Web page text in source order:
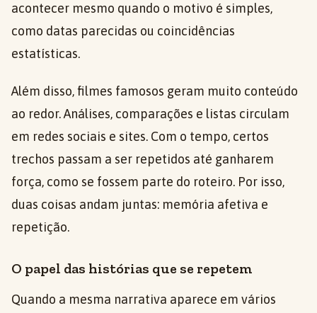
acontecer mesmo quando o motivo é simples,
como datas parecidas ou coincidências
estatísticas.
Além disso, filmes famosos geram muito conteúdo
ao redor. Análises, comparações e listas circulam
em redes sociais e sites. Com o tempo, certos
trechos passam a ser repetidos até ganharem
força, como se fossem parte do roteiro. Por isso,
duas coisas andam juntas: memória afetiva e
repetição.
O papel das histórias que se repetem
Quando a mesma narrativa aparece em vários